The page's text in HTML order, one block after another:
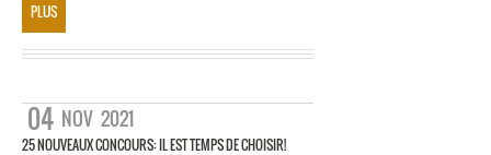
PLUS
04 NOV 2021
25 NOUVEAUX CONCOURS: IL EST TEMPS DE CHOISIR!